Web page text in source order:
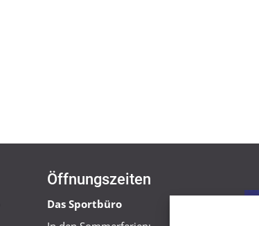
Öffnungszeiten
Das Sportbüro